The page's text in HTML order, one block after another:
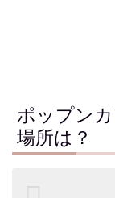
ポップン
場所は？